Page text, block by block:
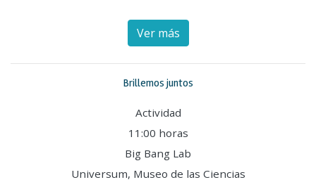
Ver más
Brillemos juntos
Actividad
11:00 horas
Big Bang Lab
Universum, Museo de las Ciencias